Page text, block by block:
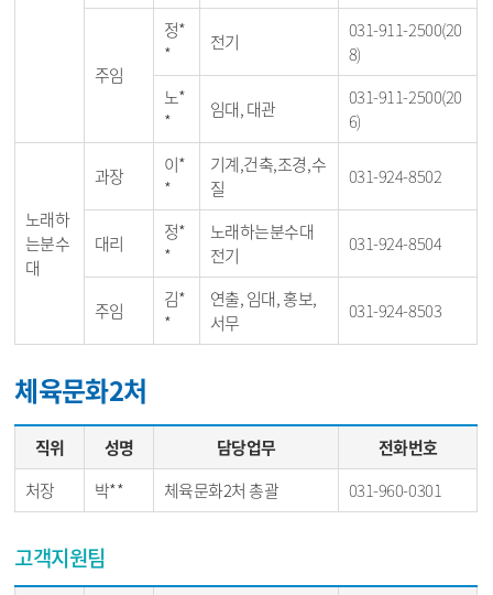
주임
정*
*
전기
031-911-2500(20
8)
노*
*
임대, 대관
031-911-2500(20
6)
노래하
는분수
대
과장
이*
*
기계,건축,조경,수
질
031-924-8502
대리
정*
*
노래하는분수대
전기
031-924-8504
주임
김*
*
연출, 임대, 홍보,
서무
031-924-8503
체육문화2처
직위 성명 담당업무
전화번호
처장
박** 체육문화2처 총괄 031-960-0301
고객지원팀